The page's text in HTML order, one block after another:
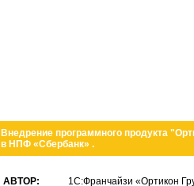
Внедрение программного продукта
в НПФ «Сбербанк» .
АВТОР: 1С:Франчайзи «Ортикон